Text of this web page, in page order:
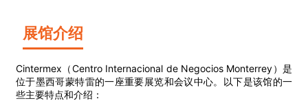
展馆介绍
Cintermex（Centro Internacional de Negocios Monterrey）是
位于墨西哥蒙特雷的一座重要展览和会议中心。以下是该馆的一
些主要特点和介绍：